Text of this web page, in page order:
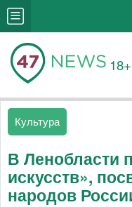
18+
Культура
В Ленобласти
искусств»,
народов